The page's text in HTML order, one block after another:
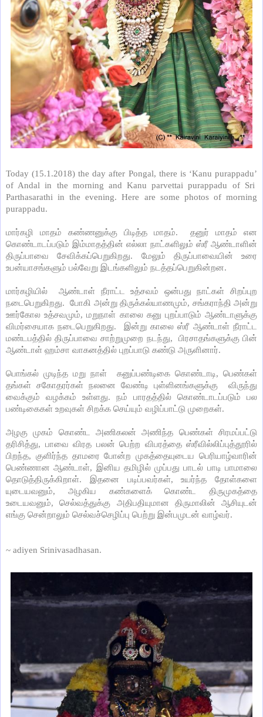
Today (15.1.2018) the day after Pongal, there is ‘Kanu purappadu’
of Andal in the morning and Kanu parvettai purappadu of Sri
Parthasarathi in the evening. Here are some photos of morning
purappadu.
மார்கழி மாதம் கண்ணனுக்கு பிடித்த மாதம்.தனுர் மாதம்
என
கொண்டாடப்படும் இம்மாதத்தின் எல்லா நாட்களிலும் ஸ்ரீ ஆண்டாளின்
திருப்பாவை
சேவிக்கப்பெறுகிறது. மேலும் திருப்பாவையின்
உரை
உபன்யாசங்களும் பல்வேறு இடங்களிலும் நடத்தப்பெறுகின்றன.
மார்கழியில் ஆண்டாள் நீராட்ட உத்சவம் ஒன்பது நாட்கள் சிறப்புற
நடைபெறுகிறது. போகி அன்று திருக்கல்யாணமும், சங்கராந்தி அன்று
ஊர்கோல உத்சவமும்,மறுநாள் காலை கனு புறப்பாடும் ஆண்டாளுக்கு
விமர்சையாக நடைபெறுகிறது. இன்று காலை ஸ்ரீ ஆண்டாள் நீராட்ட
மண்டபத்தில் திருப்பாவை சாற்றுமுறை நடந்து, பிரசாதங்களுக்கு பின்
ஆண்டாள் ஹம்சா வாகனத்தில் புறப்பாடு கண்டு அருளினார்.
பொங்கல் முடிந்த மறு நாள் கனுப்பண்டிகை கொண்டாடி,பெண்கள்
தங்கள் சகோதரர்கள் நலனை வேண்டி புள்ளினங்களுக்கு
விருந்து
வைக்கும்
வழக்கம் உள்ளது. நம் பாரதத்தில் கொண்டாடப்படும்
பல
பண்டிகைகள் உறவுகள் சிறக்க செய்யும் வழிப்பாட்டு முறைகள்.
அழகு முகம் கொண்ட அணிகலன் அணிந்த பெண்கள் சிரமப்பட்டு
தரிசித்து, பாவை விரத பலன் பெற்ற விபரத்தை ஸ்ரீவில்லிப்புத்தூரில்
பிறந்த, குளிர்ந்த தாமரை போன்ற முகத்தையுடைய பெரியாழ்வாரின்
பெண்ணான ஆண்டாள், இனிய தமிழில் முப்பது பாடல் பாடி பாமாலை
தொடுத்திருக்கிறாள். இதனை படிப்பவர்கள்,உயர்ந்த
தோள்களை
யுடையவனும், அழகிய கண்களைக் கொண்ட
திருமுகத்தை
உடையவனும்,செல்வத்துக்கு அதிபதியுமான திருமாலின்
ஆசியுடன்
எங்கு சென்றாலும் செல்வச்செழிப்பு பெற்று இன்பமுடன் வாழ்வர்.
~ adiyen Srinivasadhasan.